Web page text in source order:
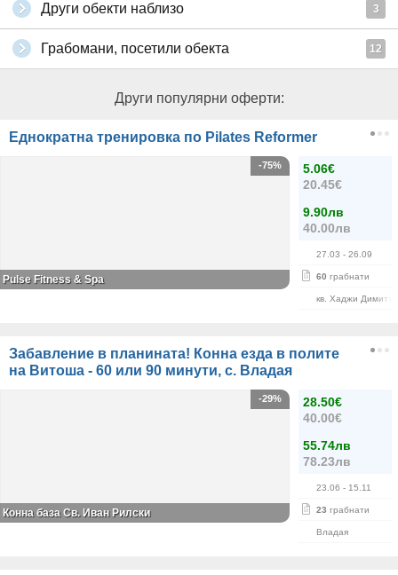
Други обекти наблизо 3
Грабомани, посетили обекта 12
Други популярни оферти:
Еднократна тренировка по Pilates Reformer
5.06€
20.45€
9.90лв
40.00лв
27.03 - 26.09
60 грабнати
кв. Хаджи Димитър
-75%
Pulse Fitness & Spa
Забавление в планината! Конна езда в полите
на Витоша - 60 или 90 минути, с. Владая
28.50€
40.00€
55.74лв
78.23лв
23.06 - 15.11
23 грабнати
Владая
-29%
Конна база Св. Иван Рилски